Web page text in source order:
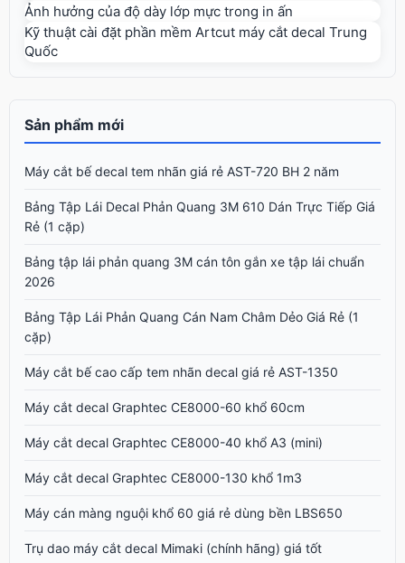
Ảnh hưởng của độ dày lớp mực trong in ấn
Kỹ thuật cài đặt phần mềm Artcut máy cắt decal Trung
Quốc
Sản phẩm mới
Máy cắt bế decal tem nhãn giá rẻ AST-720 BH 2 năm
Bảng Tập Lái Decal Phản Quang 3M 610 Dán Trực Tiếp Giá
Rẻ (1 cặp)
Bảng tập lái phản quang 3M cán tôn gắn xe tập lái chuẩn
2026
Bảng Tập Lái Phản Quang Cán Nam Châm Dẻo Giá Rẻ (1
cặp)
Máy cắt bế cao cấp tem nhãn decal giá rẻ AST-1350
Máy cắt decal Graphtec CE8000-60 khổ 60cm
Máy cắt decal Graphtec CE8000-40 khổ A3 (mini)
Máy cắt decal Graphtec CE8000-130 khổ 1m3
Máy cán màng nguội khổ 60 giá rẻ dùng bền LBS650
Trụ dao máy cắt decal Mimaki (chính hãng) giá tốt